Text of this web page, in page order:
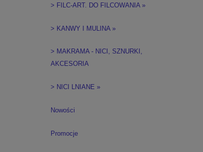
> FILC-ART. DO FILCOWANIA »
> KANWY I MULINA »
> MAKRAMA - NICI, SZNURKI,
AKCESORIA
> NICI LNIANE »
Nowości
Promocje